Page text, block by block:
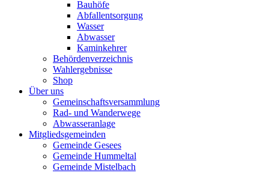
Bauhöfe
Abfallentsorgung
Wasser
Abwasser
Kaminkehrer
Behördenverzeichnis
Wahlergebnisse
Shop
Über uns
Gemeinschaftsversammlung
Rad- und Wanderwege
Abwasseranlage
Mitgliedsgemeinden
Gemeinde Gesees
Gemeinde Hummeltal
Gemeinde Mistelbach